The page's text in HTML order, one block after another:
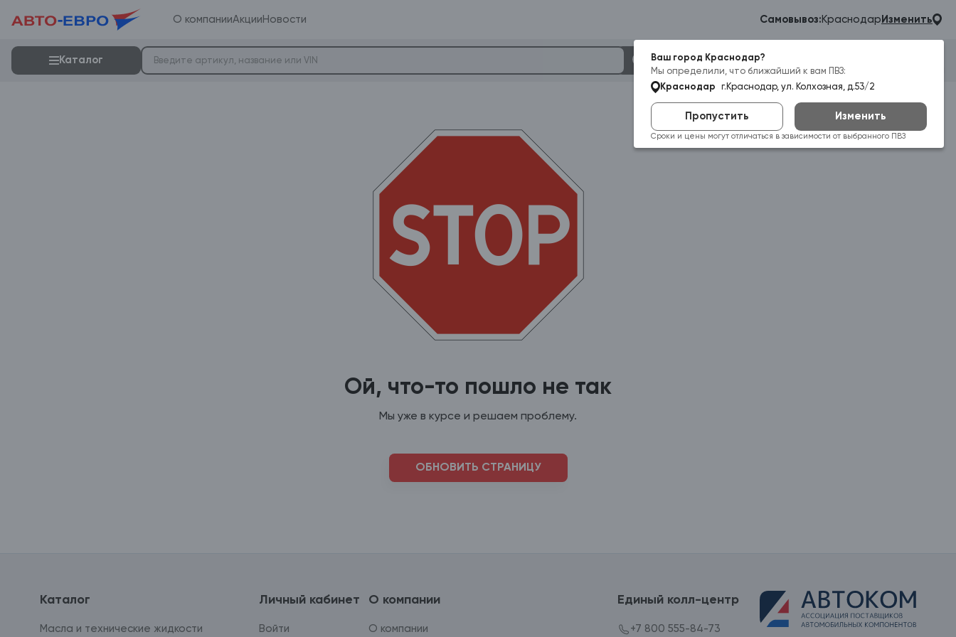
О компанииАкции Новости Самовывоз: Краснодар Изменить
Ваш город Краснодар?
Мы определили, что ближайший к вам ПВЗ:
Краснодар
г.Краснодар, ул. Колхозная, д.53/2
Пропустить Изменить
Сроки и цены могут отличаться в зависимости от выбранного ПВЗ
Каталог
Гараж
Ой, что-то пошло не так
Мы уже в курсе и решаем проблему.
ОБНОВИТЬ СТРАНИЦУ
Каталог
Масла и технические жидкости
Личный кабинет
Войти
О компании
О компании
Единый колл-центр
+7 800 555-84-73